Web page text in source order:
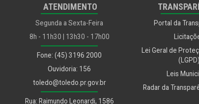
ATENDIMENTO
Segunda a Sexta-Feira
8h - 11h30 | 13h30 - 17h00
Fone: (45) 3196 2000
Ouvidoria: 156
toledo@toledo.pr.gov.br
Rua: Raimundo Leonardi, 1586
Portal da
Lei Geral de
(LGPD)
Leis
Radar da